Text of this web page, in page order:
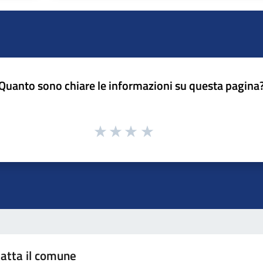
sono chiare le informazioni su questa
il comune